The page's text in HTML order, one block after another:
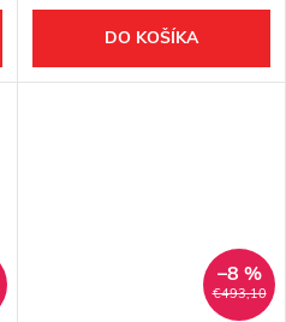
DO KOŠÍKA
€493,10
–8 %